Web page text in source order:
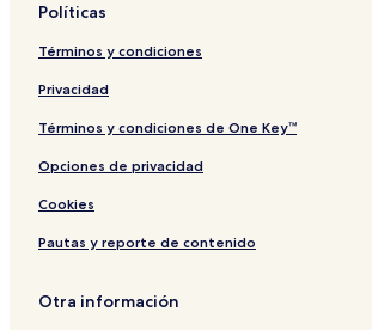
Políticas
Términos y condiciones
Privacidad
Términos y condiciones de One Key™
Opciones de privacidad
Cookies
Pautas y reporte de contenido
Otra información